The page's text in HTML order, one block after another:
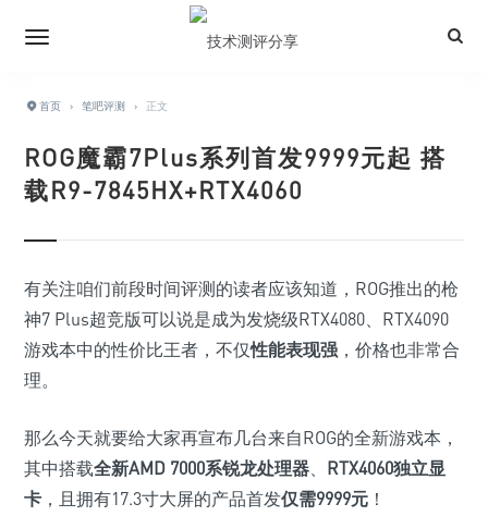
首页 › 笔吧评测 › 正文
ROG魔霸7Plus系列首发9999元起 搭
载R9-7845HX+RTX4060
有关注咱们前段时间评测的读者应该知道，ROG推出的枪
神7 Plus超竞版可以说是成为发烧级RTX4080、RTX4090
游戏本中的性价比王者，不仅性能表现强 ，价格也非常合
理。
那么今天就要给大家再宣布几台来自ROG的全新游戏本，
其中搭载全新AMD 7000系锐龙处理器、 RTX4060独立显
卡 ，且拥有17.3寸大屏的产品首发仅需9999元 ！